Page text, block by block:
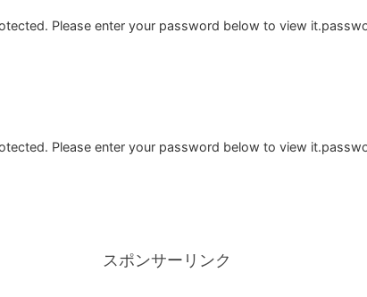
Please enter your password below to view
Please enter your password below to view
スポンサーリンク